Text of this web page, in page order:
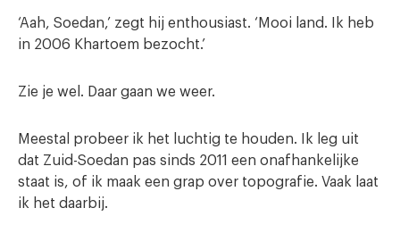
‘Aah, Soedan,’ zegt hij enthousiast. ‘Mooi land. Ik heb
in 2006 Khartoem bezocht.’
Zie je wel. Daar gaan we weer.
Meestal probeer ik het luchtig te houden. Ik leg uit
dat Zuid-Soedan pas sinds 2011 een onafhankelijke
staat is, of ik maak een grap over topografie. Vaak laat
ik het daarbij.